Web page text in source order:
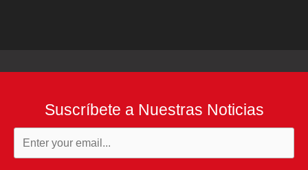
Suscríbete a Nuestras Noticias